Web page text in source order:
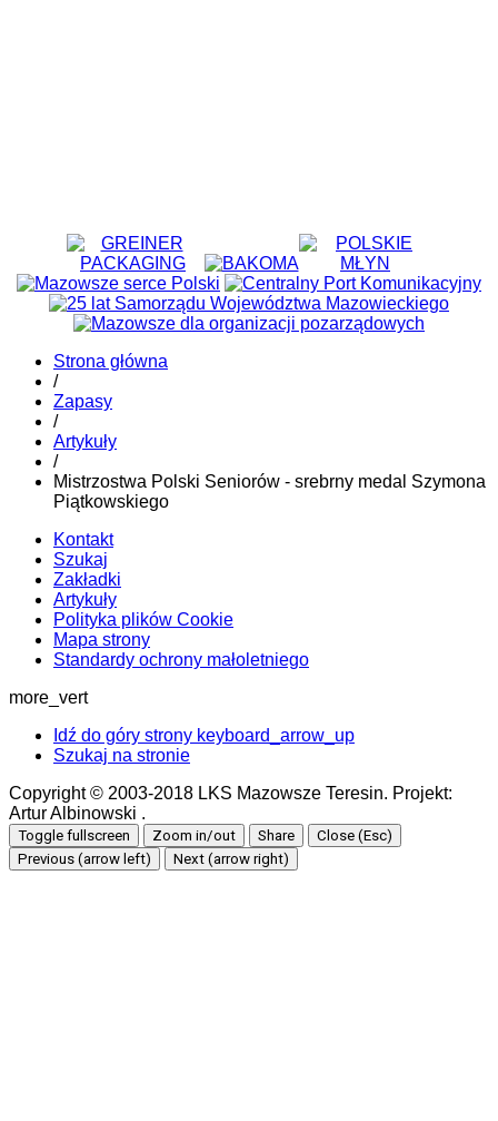
Strona główna
/
Zapasy
/
Artykuły
/
Mistrzostwa Polski Seniorów - srebrny medal Szymona
Piątkowskiego
Kontakt
Szukaj
Zakładki
Artykuły
Polityka plików Cookie
Mapa strony
Standardy ochrony małoletniego
more_vert
Idź do góry strony keyboard_arrow_up
Szukaj na stronie
Copyright © 2003-2018 LKS Mazowsze Teresin. Projekt:
Artur Albinowski .
Toggle fullscreen Zoom in/out Share
Close (Esc)
Previous (arrow left)
Next (arrow right)